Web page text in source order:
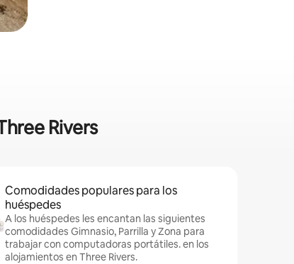
Rivers
Comodidades populares para los
huéspedes
A los huéspedes les encantan las siguientes
comodidades Gimnasio, Parrilla y Zona para
trabajar con computadoras portátiles. en los
alojamientos en Three Rivers.